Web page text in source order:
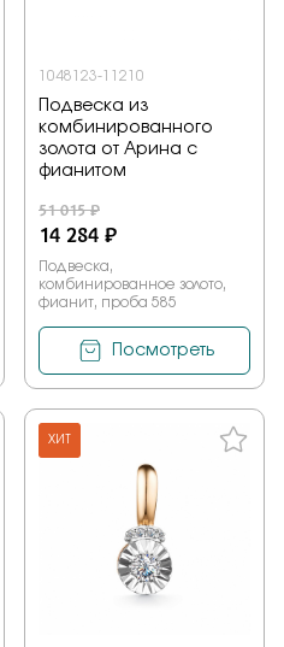
1048123-11210
Подвеска из
комбинированного
золота от Арина с
фианитом
51 015 ₽
14 284 ₽
Подвеска,
комбинированное золото,
фианит, проба 585
Посмотреть
ХИТ